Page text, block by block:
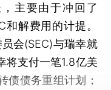
主要由于冲回了
解费用的计提。
会(SEC)与瑞幸就
将支付一笔1.8亿美
债债务重组计划；